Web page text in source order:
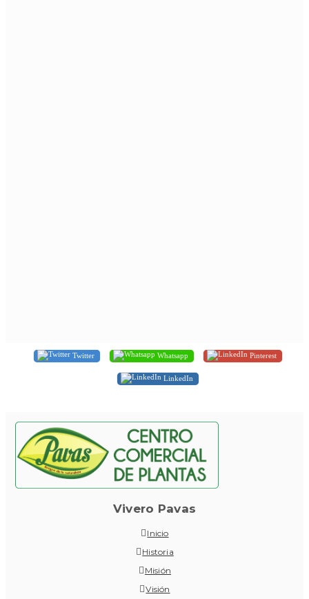
Twitter Whatsapp Pinterest
LinkedIn
Vivero Pavas
Inicio
Historia
Misión
Visión